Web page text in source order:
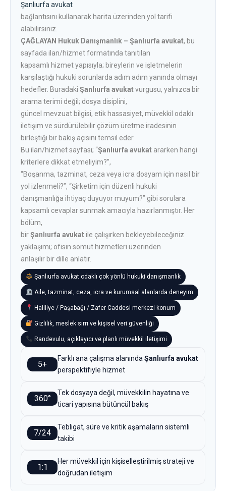
Şanlıurfa avukat
bağlantısını kullanarak harita üzerinden yol tarifi
alabilirsiniz.
ÇAĞLAYAN Hukuk Danışmanlık – Şanlıurfa avukat, bu
sayfada ilan/hizmet formatında tanıtılan
kapsamlı hizmet yapısıyla; bireylerin ve işletmelerin
karşılaştığı hukuki sorunlarda adım adım yanında olmayı
hedefler. Buradaki Şanlıurfa avukatvurgusu, yalnızca bir
arama terimi değil; dosya disiplini,
güncel mevzuat bilgisi, etik hassasiyet, müvekkil odaklı
iletişim ve sürdürülebilir çözüm üretme iradesinin
birleştiği bir bakış açısını temsil eder.
Bu ilan/hizmet sayfası; “Şanlıurfa avukat ararken hangi
kriterlere dikkat etmeliyim?”,
“Boşanma, tazminat, ceza veya icra dosyam için nasıl bir
yol izlenmeli?”, “Şirketim için düzenli hukuki
danışmanlığa ihtiyaç duyuyor muyum?” gibi sorulara
kapsamlı cevaplar sunmak amacıyla hazırlanmıştır. Her
bölüm,
birŞanlıurfa avukatile çalışırken bekleyebileceğiniz
yaklaşımı; ofisin somut hizmetleri üzerinden
anlaşılır bir dille anlatır.
Şanlıurfa avukat odaklı çok yönlü hukuki danışmanlık
Aile, tazminat, ceza, icra ve kurumsal alanlarda deneyim
Haliliye / Paşabağı / Zafer Caddesi merkezi konum
Gizlilik, meslek sırrı ve kişisel veri güvenliği
Randevulu, açıklayıcı ve planlı müvekkil iletişimi
5+
Farklı ana çalışma alanında Şanlıurfa avukat
perspektifiyle hizmet
360°
Tek dosyaya değil, müvekkilin hayatına ve
ticari yapısına bütüncül bakış
7/24
Tebligat, süre ve kritik aşamaların sistemli
takibi
1:1
Her müvekkil için kişiselleştirilmiş strateji ve
doğrudan iletişim